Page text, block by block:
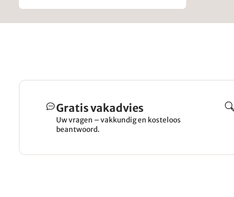
Gratis vakadvies
Uw vragen – vakkundig en kosteloos
beantwoord.